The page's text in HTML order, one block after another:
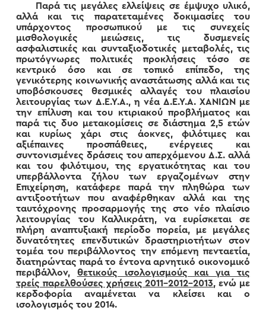
Παρά τις μεγάλες ελλείψεις σε έμψυχο υλικό,
αλλά και τις παρατεταμένες δοκιμασίες του
υπάρχοντος προσωπικού με τις συνεχείς
μισθολογικές μειώσεις, τις δυσμενείς
ασφαλιστικές και συνταξιοδοτικές μεταβολές, τις
πρωτόγνωρες πολιτικές προκλήσεις τόσο σε
κεντρικό όσο και σε τοπικό επίπεδο, της
γενικότερης κοινωνικής αναστάτωσης αλλά και τις
υποβόσκουσες θεσμικές αλλαγές του πλαισίου
λειτουργίας των Δ.Ε.Υ.Α., η νέα Δ.Ε.Υ.Α. ΧΑΝΙΩΝ με
την επίλυση και του κτιριακού προβλήματος και
παρά τις δυο μετακομίσεις σε διάστημα 2,5 ετών
και κυρίως χάρι στις άοκνες, φιλότιμες και
αξιέπαινες προσπάθειες, ενέργειες και
συντονισμένες δράσεις του απερχόμενου Δ.Σ. αλλά
και του φιλότιμου, της εργατικότητας και του
υπερβάλλοντα ζήλου των εργαζομένων στην
Επιχείρηση, κατάφερε παρά την πληθώρα των
αντιξοοτήτων που αναφέρθηκαν αλλά και της
ταυτόχρονης προσαρμογής της στο νέο πλαίσιο
λειτουργίας του Καλλικράτη, να ευρίσκεται σε
πλήρη αναπτυξιακή περίοδο πορεία, με μεγάλες
δυνατότητες επενδυτικών δραστηριοτήτων στον
τομέα του περιβάλλοντος την επόμενη πενταετία,
διατηρώντας παρά το έντονα αρνητικό οικονομικό
περιβάλλον, θετικούς ισολογισμούς και για τις
τρείς παρελθούσες χρήσεις 2011-2012-2013, ενώ με
κερδοφορία αναμένεται να κλείσει και ο
ισολογισμός του 2014.